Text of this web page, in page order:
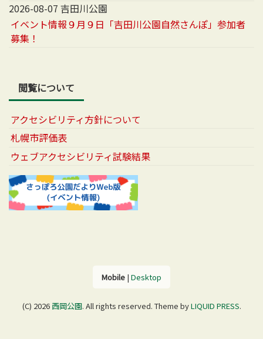
2026-08-07 吉田川公園
イベント情報９月９日「吉田川公園自然さんぽ」参加者
募集！
閲覧について
アクセシビリティ方針について
札幌市評価表
ウェブアクセシビリティ試験結果
Mobile | Desktop
(C) 2026 西岡公園. All rights reserved. Theme byLIQUID PRESS.